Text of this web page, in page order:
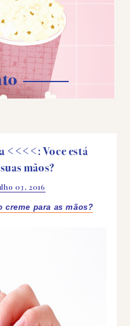
<<<<: Voce está
mãos?
03, 2016
creme para as mãos?